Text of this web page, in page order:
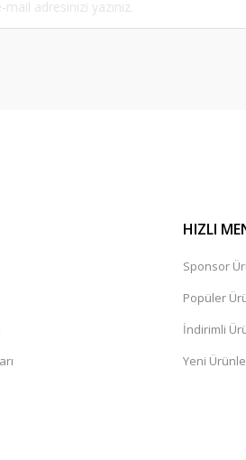
farklı alternatifler olmalı.
HIZLI
Sponsor
Popüler
İndirimli
Yeni